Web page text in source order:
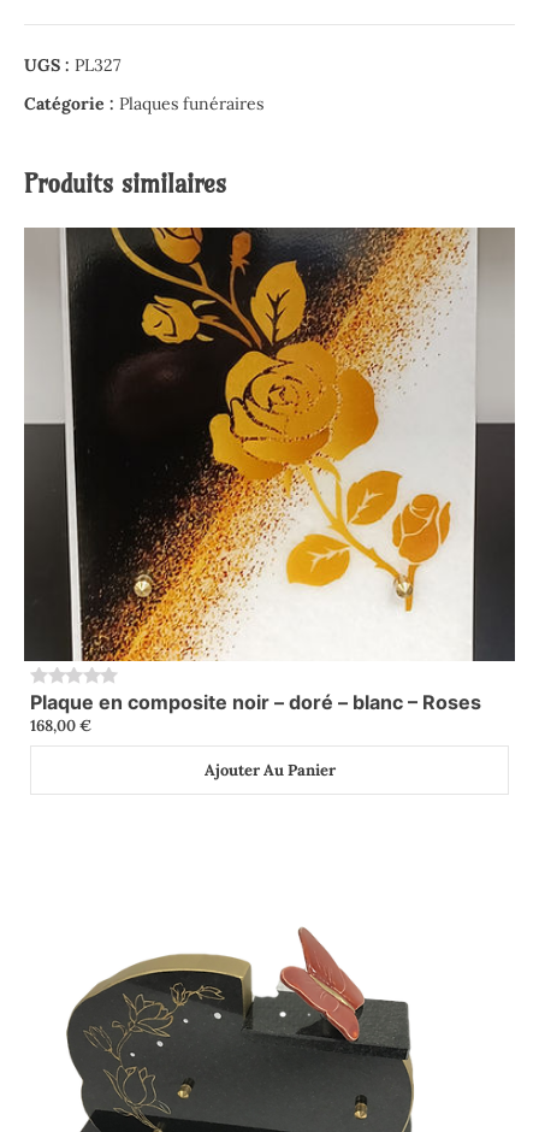
UGS : PL327
Catégorie : Plaques funéraires
Produits similaires
0
Plaque en composite noir – doré – blanc – Roses
168,00€
Ajouter Au Panier